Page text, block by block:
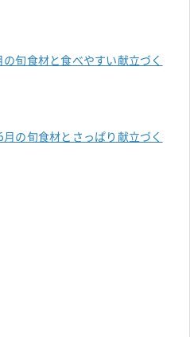
旬食材と食べやすい献立づく
の旬食材とさっぱり献立づく